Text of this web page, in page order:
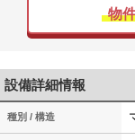
物
設備詳細情報
種別 / 構造